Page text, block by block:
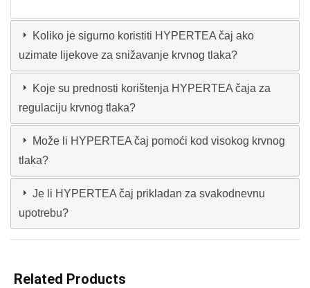
Koliko je sigurno koristiti HYPERTEA čaj ako
uzimate lijekove za snižavanje krvnog tlaka?
Koje su prednosti korištenja HYPERTEA čaja za
regulaciju krvnog tlaka?
Može li HYPERTEA čaj pomoći kod visokog krvnog
tlaka?
Je li HYPERTEA čaj prikladan za svakodnevnu
upotrebu?
Related Products